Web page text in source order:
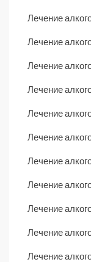
Лечение
Лечение
Лечение
Лечение
Лечение
Лечение
Лечение
Лечение
Лечение
Лечение
Лечение